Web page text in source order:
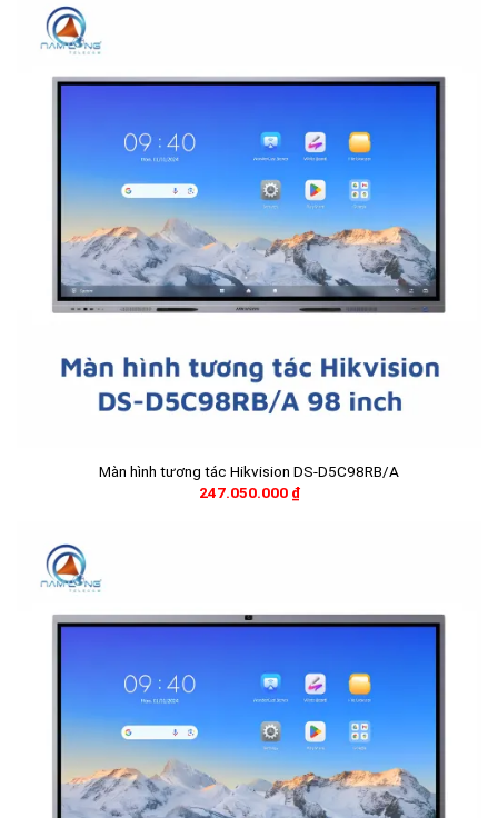
Màn hình tương tác Hikvision DS-D5C98RB/A
247.050.000 ₫